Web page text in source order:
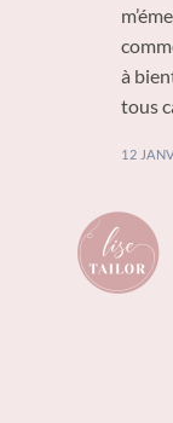
à
tous
12